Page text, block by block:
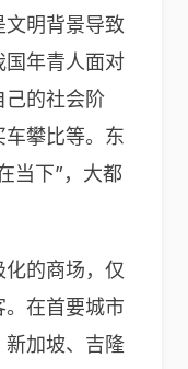
文明背景导致
国年青人面对
己的社会阶
攀比等。东
当下”，大都
的商场，仅
在首要城市
新加坡、吉隆